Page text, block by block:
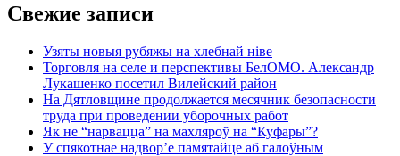
Свежие записи
Узяты новыя рубяжы на хлебнай ніве
Торговля на селе и перспективы БелОМО. Александр
Лукашенко посетил Вилейский район
На Дятловщине продолжается месячник безопасности
труда при проведении уборочных работ
Як не “нарвацца” на махляроў на “Куфары”?
У спякотнае надвор’е памятайце аб галоўным